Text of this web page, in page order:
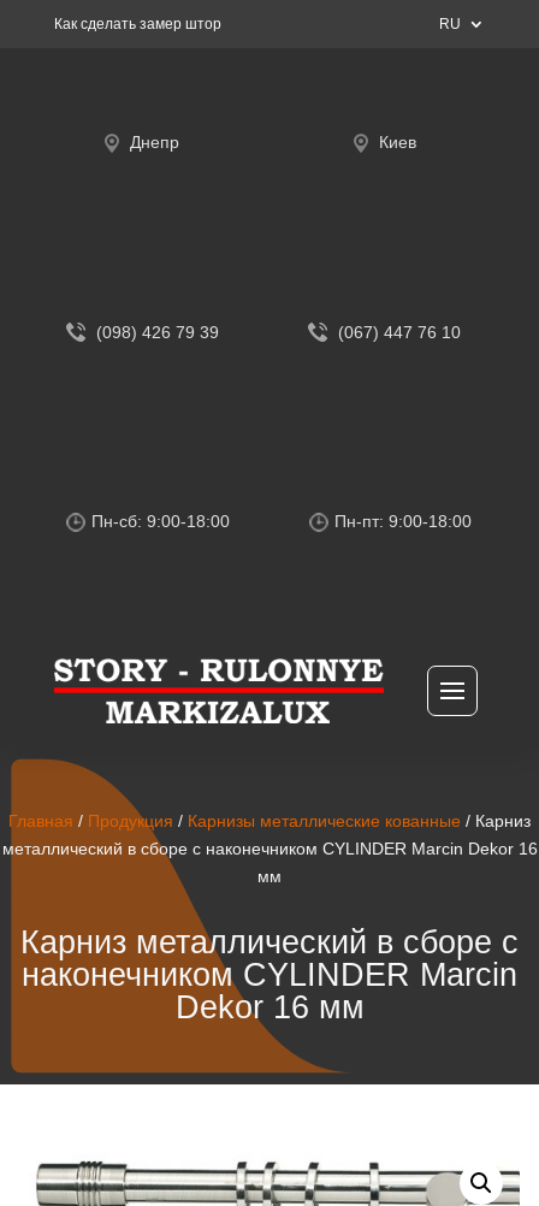
Как сделать замер штор RU
Днепр
(098) 426 79 39
Пн-сб: 9:00-18:00
Киев
(067) 447 76 10
Пн-пт: 9:00-18:00
Главная / Продукция / Карнизы металлические кованные / Карниз
металлический в сборе с наконечником CYLINDER Marcin Dekor 16
мм
Карниз металлический в сборе с
наконечником CYLINDER Marcin
Dekor 16 мм